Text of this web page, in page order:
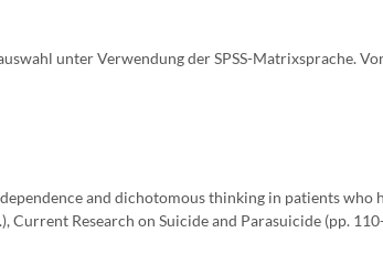
unter Verwendung der SPSS-Matrixsprache.
and dichotomous thinking in patients who
Current Research on Suicide and Parasuicide (pp.